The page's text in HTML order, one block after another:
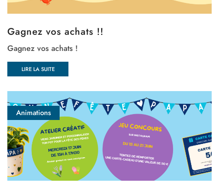
Gagnez vos achats !!
Gagnez vos achats !
LIRE LA SUITE
Animations